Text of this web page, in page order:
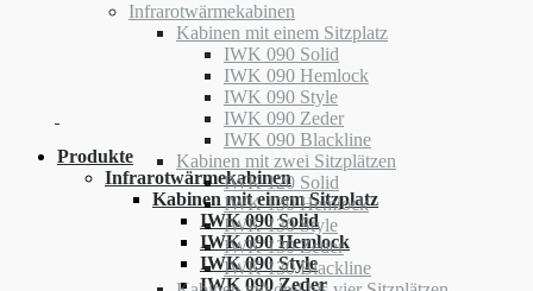
Infrarotwärmekabinen
Kabinen mit einem Sitzplatz
IWK 090 Solid
IWK 090 Hemlock
IWK 090 Style
IWK 090 Zeder
IWK 090 Blackline
Kabinen mit zwei Sitzplätzen
IWK 120 Solid
IWK 130 Hemlock
IWK 130 Style
IWK 130 Zeder
IWK 130 Blackline
Produkte
Infrarotwärmekabinen
Kabinen mit einem Sitzplatz
IWK 090 Solid
IWK 090 Hemlock
IWK 090 Style
IWK 090 Zeder